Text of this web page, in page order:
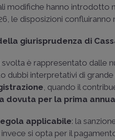
modifiche hanno introdotto
le disposizioni
giurisprudenza di
svolta è rappresentato dalle
dubbi interpretativi di
, quando il
dovuta per la prima
applicabile: la
invece si opta per il